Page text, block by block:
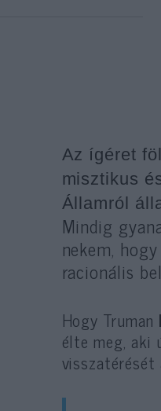
Az ígéret
misztikus
Államról
Mindig
nekem,
racionális
Hogy Truman
élte meg, aki